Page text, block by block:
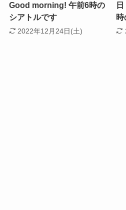
Good morning! 午前6時の
シアトルです
2022年12月24日(土)